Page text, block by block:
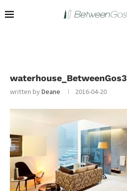
waterhouse_BetweenGos3
written byDeane 2016-04-20